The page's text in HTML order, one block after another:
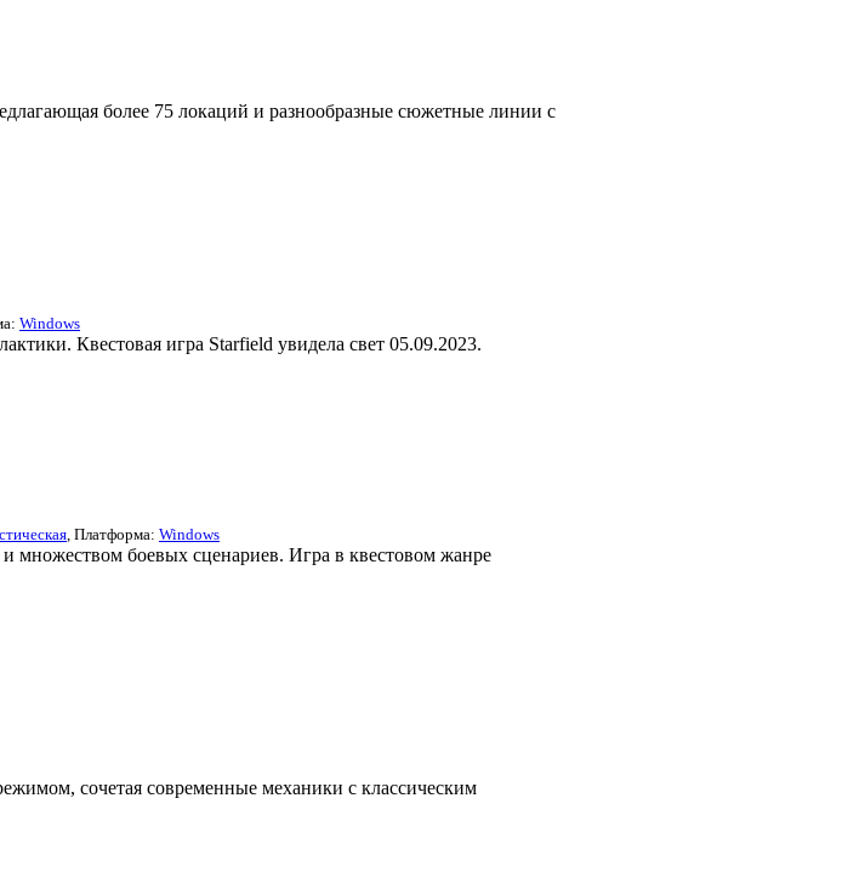
более 75 локаций и разнообразные сюжетные линии с
Windows
Квестовая игра Starfield увидела свет 05.09.2023.
, Платформа: Windows
множеством боевых сценариев. Игра в квестовом жанре
сочетая современные механики с классическим